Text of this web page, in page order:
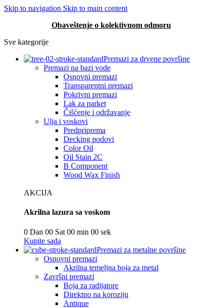
Skip to navigation Skip to main content
Obaveštenje o kolektivnom odmoru
Sve kategorije
Premazi za drvene površine
Premazi na bazi vode
Osnovni premazi
Transparentni premazi
Pokrivni premazi
Lak za parket
Čišćenje i održavanje
Ulja i voskovi
Predpriprema
Decking podovi
Color Oil
Oil Stain 2C
B Component
Wood Wax Finish
AKCIJA
Akrilna lazura sa voskom
0 Dan 00 Sat 00 min 00 sek
Kupite sada
Premazi za metalne površine
Osnovni premazi
Akrilna temeljna boja za metal
Završni premazi
Boja za radijatore
Direktno na koroziju
Antique